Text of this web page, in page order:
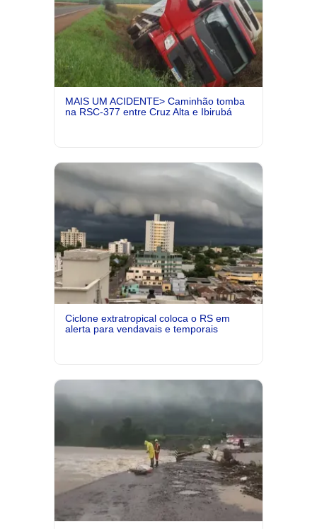
MAIS UM ACIDENTE> Caminhão tomba
na RSC-377 entre Cruz Alta e Ibirubá
Ciclone extratropical coloca o RS em
alerta para vendavais e temporais